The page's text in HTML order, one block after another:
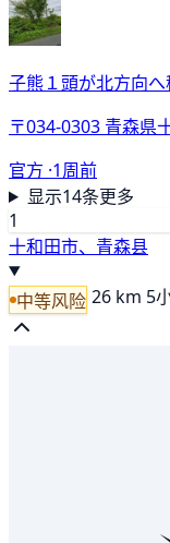
子熊１頭が北方向へ
〒034-0303 青森県
官方 ·1周前
显示14条更多
1
十和田市、青森县
中等风险 26 km 5